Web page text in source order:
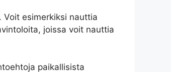
esimerkiksi nauttia
joissa voit nauttia
paikallisista